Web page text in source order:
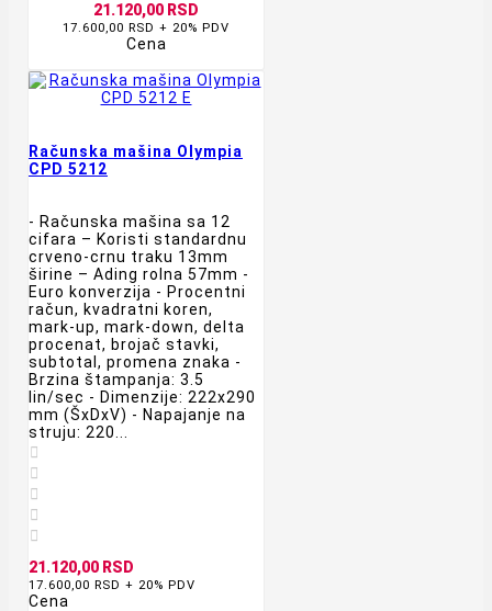
21.120,00 RSD
17.600,00 RSD + 20% PDV
Cena
Računska mašina Olympia
CPD 5212
- Računska mašina sa 12
cifara – Koristi standardnu
crveno-crnu traku 13mm
širine – Ading rolna 57mm -
Euro konverzija - Procentni
račun, kvadratni koren,
mark-up, mark-down, delta
procenat, brojač stavki,
subtotal, promena znaka -
Brzina štampanja: 3.5
lin/sec - Dimenzije: 222x290
mm (ŠxDxV) - Napajanje na
struju: 220...





21.120,00 RSD
17.600,00 RSD + 20% PDV
Cena